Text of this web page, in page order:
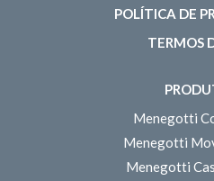
POLÍTICA DE
TERMOS
Menegotti
Menegotti
Menegotti